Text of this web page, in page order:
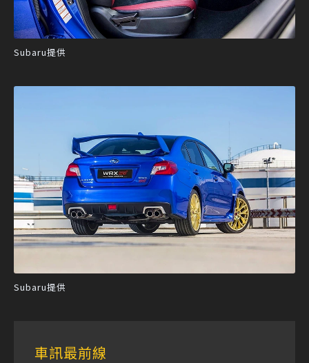
Subaru提供
Subaru提供
車訊最前線